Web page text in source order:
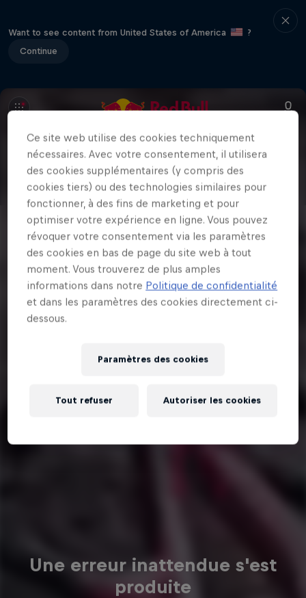
Want to see content from United States of America
?
Continue
Une erreur inattendue s'est
produite
Ce site web utilise des cookies techniquement
nécessaires. Avec votre consentement, il utilisera
des cookies supplémentaires (y compris des
cookies tiers) ou des technologies similaires pour
fonctionner, à des fins de marketing et pour
optimiser votre expérience en ligne. Vous pouvez
révoquer votre consentement via les paramètres
des cookies en bas de page du site web à tout
moment. Vous trouverez de plus amples
informations dans notre Politique de confidentialité
et dans les paramètres des cookies directement ci-
dessous.
Paramètres des cookies
Tout refuser Autoriser les cookies